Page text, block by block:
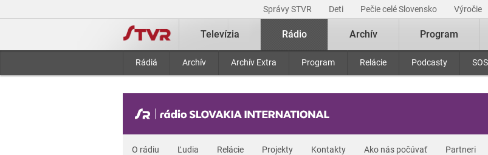
Správy STVR Deti Pečie celé Slovensko Výročie
Televízia Rádio
Rádiá Archív Archív Extra Program Relácie Podcasty
Archív Program
O rádiu Ľudia Relácie Projekty Kontakty Ako nás počúvať Partneri